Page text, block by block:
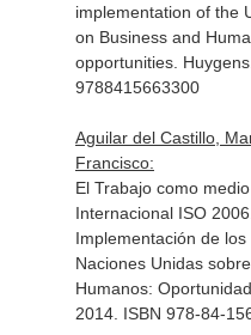
implementation of the
on Business and
opportunities.
9788415663300
Aguilar del Castillo,
Francisco:
El Trabajo como
Internacional ISO
Implementación de
Naciones Unidas
Humanos:
2014. ISBN 978-84-